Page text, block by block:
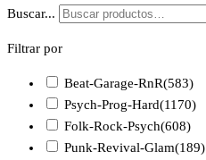
Buscar...
Filtrar por
Beat-Garage-RnR(583)
Psych-Prog-Hard(1170)
Folk-Rock-Psych(608)
Punk-Revival-Glam(189)